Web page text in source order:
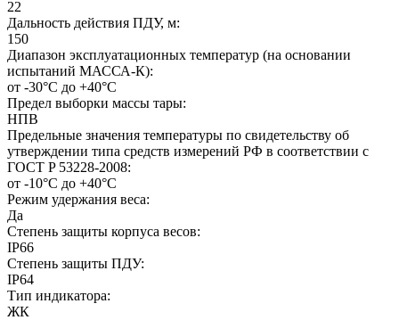
22
Дальность действия ПДУ, м:
150
Диапазон эксплуатационных температур (на основании
испытаний МАССА-К):
от -30°С до +40°С
Предел выборки массы тары:
НПВ
Предельные значения температуры по свидетельству об
утверждении типа средств измерений РФ в соответствии с
ГОСТ P 53228-2008:
от -10°С до +40°С
Режим удержания веса:
Да
Степень защиты корпуса весов:
IP66
Степень защиты ПДУ:
IP64
Тип индикатора:
ЖК